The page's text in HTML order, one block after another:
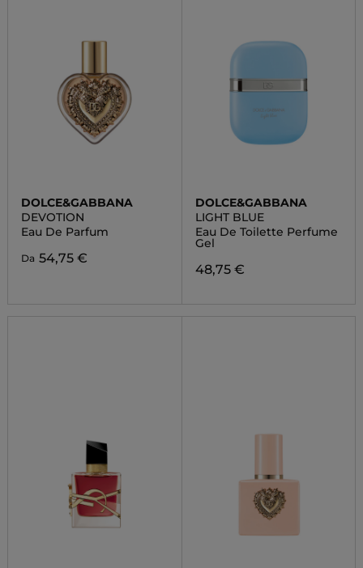
DOLCE&GABBANA
DEVOTION
Eau De Parfum
Da 54,75 €
DOLCE&GABBANA
LIGHT BLUE
Eau De Toilette Perfume
Gel
48,75 €